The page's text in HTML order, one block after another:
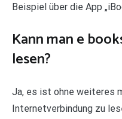
Beispiel über die App
Kann man e
lesen?
Ja, es ist ohne weiteres
Internetverbindung zu